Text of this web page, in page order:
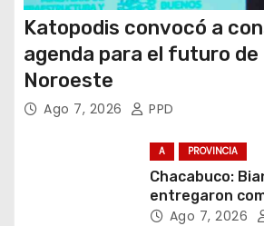
Katopodis convocó a
agenda para el futuro de
Noroeste
Ago 7, 2026 PPD
A PROVINCIA
Chacabuco:
entregaron
estudiantes
Ago 7, 2026